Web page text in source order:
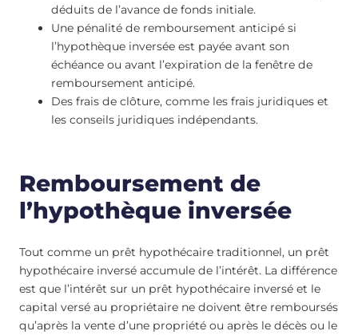
déduits de l’avance de fonds initiale.
Une pénalité de remboursement anticipé si
l’hypothèque inversée est payée avant son
échéance ou avant l’expiration de la fenêtre de
remboursement anticipé.
Des frais de clôture, comme les frais juridiques et
les conseils juridiques indépendants.
Remboursement de
l’hypothèque inversée
Tout comme un prêt hypothécaire traditionnel, un prêt
hypothécaire inversé accumule de l’intérêt. La différence
est que l’intérêt sur un prêt hypothécaire inversé et le
capital versé au propriétaire ne doivent être remboursés
qu’après la vente d’une propriété ou après le décès ou le